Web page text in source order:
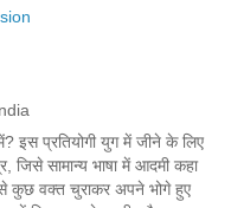
इस प्रतियोगी युग में जीने के लिए
जिसे सामान्य भाषा में आदमी कहा
कुछ वक्त चुराकर अपने भोगे हुए